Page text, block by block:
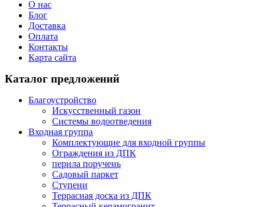
О нас
Блог
Доставка
Оплата
Контакты
Карта сайта
Каталог предложений
Благоустройство
Искусственный газон
Системы водоотведения
Входная группа
Комплектующие для входной группы
Ограждения из ДПК
перила поручень
Садовый паркет
Ступени
Террасная доска из ДПК